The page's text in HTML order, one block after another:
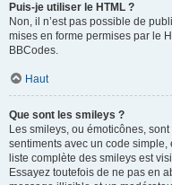
Puis-je utiliser le HTML ?
Non, il n’est pas possible de
mises en forme permises par le
BBCodes.
Haut
Que sont les smileys ?
Les smileys, ou émoticônes,
sentiments avec un code
liste complète des smileys est
Essayez toutefois de ne pas en